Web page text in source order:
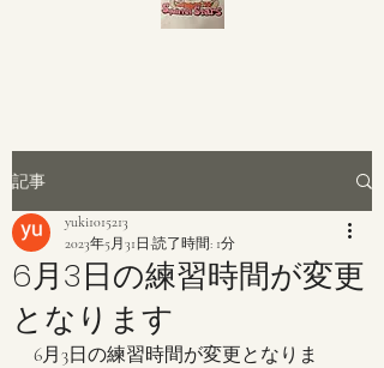
記事
6月3日の練習時間が変更
となります
yuki1015213
2023年5月31日 読了時間: 1分
6月3日の練習時間が変更となりま